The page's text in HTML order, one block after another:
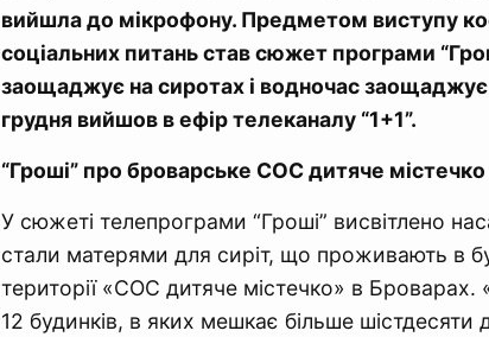
вийшла до мікрофону. Предметом виступу
соціальних питань став сюжет програми
заощаджує на сиротах і водночас заощаджує
грудня вийшов в ефір телеканалу “1+1”.
“Гроші” про броварське СОС дитяче містечко
У сюжеті телепрограми “Гроші” висвітлено
стали матерями для сиріт, що проживають в
території «СОС дитяче містечко» в Броварах.
12 будинків, в яких мешкає більше шістдесяти